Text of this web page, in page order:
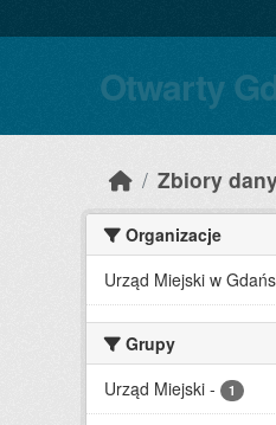
Otwarty
Zbiory
Organizacje
Urząd Miejski w
Grupy
Urząd Miejski - 1